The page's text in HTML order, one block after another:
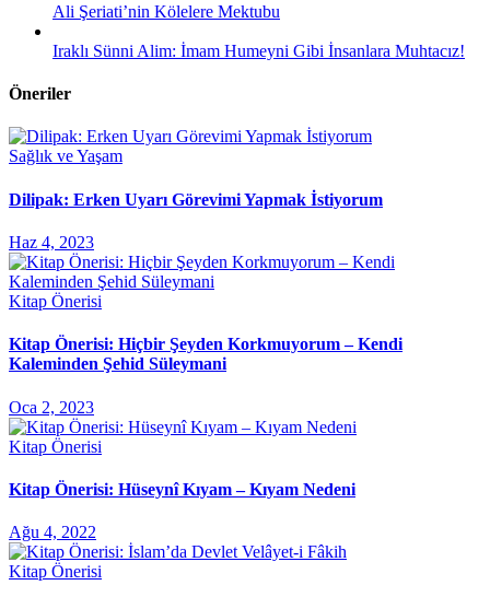
Ali Şeriati’nin Kölelere Mektubu
Iraklı Sünni Alim: İmam Humeyni Gibi İnsanlara Muhtacız!
Öneriler
Sağlık ve Yaşam
Dilipak: Erken Uyarı Görevimi Yapmak İstiyorum
Haz 4, 2023
Kitap Önerisi
Kitap Önerisi: Hiçbir Şeyden Korkmuyorum – Kendi
Kaleminden Şehid Süleymani
Oca 2, 2023
Kitap Önerisi
Kitap Önerisi: Hüseynî Kıyam – Kıyam Nedeni
Ağu 4, 2022
Kitap Önerisi